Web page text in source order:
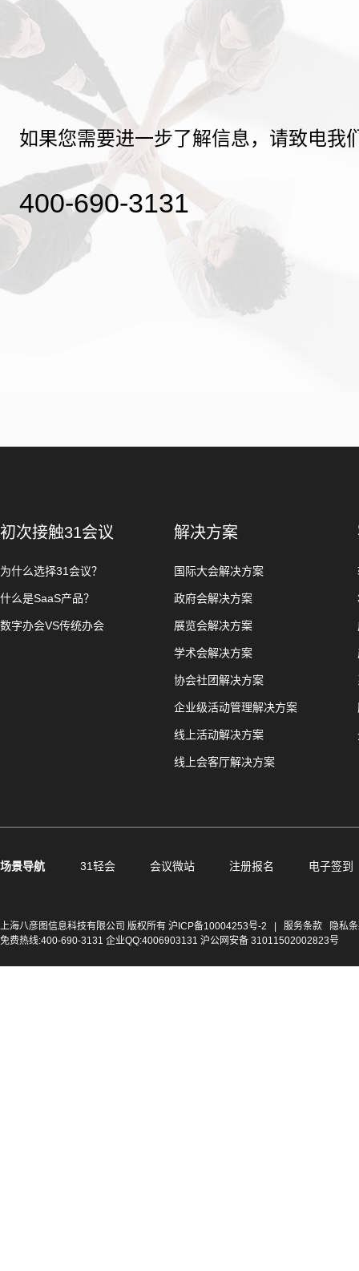
如果您需要进一步了解信息，请致电我
400-690-3131
初次接触31会议
为什么选择31会议？
什么是SaaS产品？
数字办会VS传统办会
解决方案
国际大会解决方案
政府会解决方案
展览会解决方案
学术会解决方案
协会社团解决方案
企业级活动管理解决方案
线上活动解决方案
线上会客厅解决方案
场景导航 31轻会 会议微站 注册报名 电子签到
上海八彦图信息科技有限公司 版权所有 沪ICP备10004253号-2 服务条款
隐私
免费热线:400-690-3131 企业QQ:4006903131 沪公网安备 31011502002823号